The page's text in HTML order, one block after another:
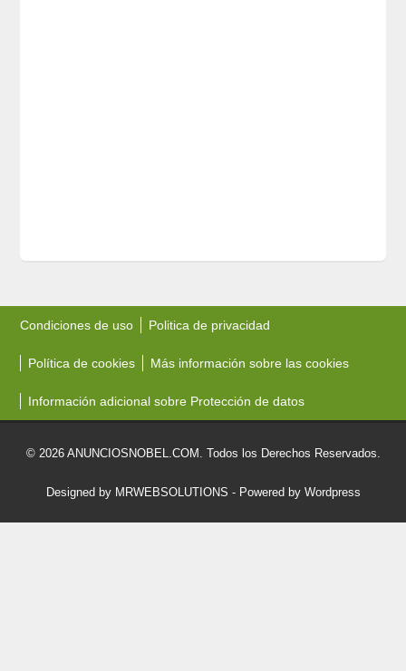
Condiciones de uso Politica de privacidad
Política de cookies Más información sobre las cookies
Información adicional sobre Protección de datos
© 2026 ANUNCIOSNOBEL.COM. Todos los Derechos Reservados.
Designed by MRWEBSOLUTIONS - Powered by Wordpress